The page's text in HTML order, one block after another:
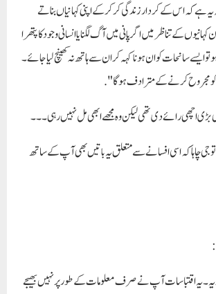
یہ ہے کہ اس کے کردار زندگی کرکرکے اپنی کہانیاں بناتے
کے تناظر میں اگرپانی میں آگ لگنا یا انسانی وجود کا پتھرا
تو ایسے سانحات کو ان ہونا کہہ کر ان سے ہاتھ نہ کھینچ لیا جائے ۔
کو مجروح کرنے کے مترادف ہوگا ".
اچھی رائے دی تھی لیکن وہ مجھے ابھی مل نہیں رہی۔۔۔
تو جی چاہا کہ اسی افسانے سے متعلق یہ باتیں بھی آپ کے ساتھ
یہ اقتباسات آپ نے صرف معلومات کے طور پر نہیں بھیجے